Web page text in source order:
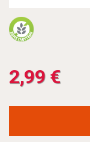
2,99 €